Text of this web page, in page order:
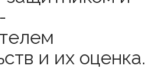
и их оценка.